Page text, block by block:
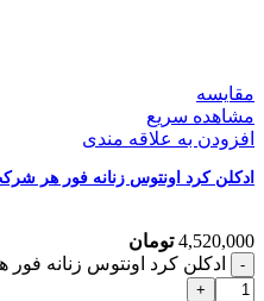
مقایسه
مشاهده سریع
افزودن به علاقه مندی
ادکلن کرد اونتوس زنانه فور هر شرکت
4,520,000 تومان
ادکلن کرد اونتوس زنانه فور هر